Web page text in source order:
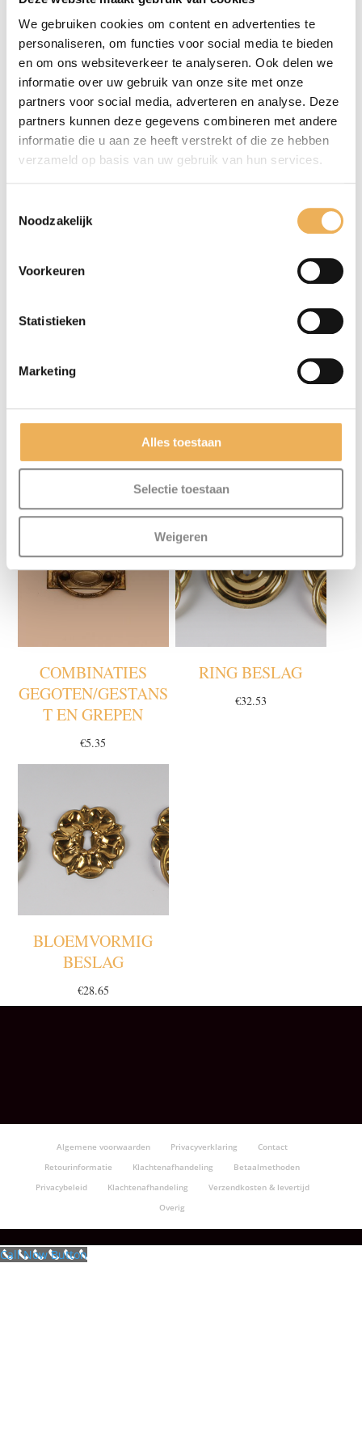
We gebruiken cookies om content en advertenties te
personaliseren, om functies voor social media te bieden
en om ons websiteverkeer te analyseren. Ook delen we
informatie over uw gebruik van onze site met onze
partners voor social media, adverteren en analyse. Deze
partners kunnen deze gegevens combineren met andere
informatie die u aan ze heeft verstrekt of die ze hebben
verzameld op basis van uw gebruik van hun services.
Noodzakelijk
Voorkeuren
Statistieken
Marketing
Alles toestaan
Selectie toestaan
Weigeren
Mijn naam, e-mail en site opslaan in
GERELATEERDE PRODUCTEN
COMBINATIES
GEGOTEN/GESTANS
T EN GREPEN
€5.35
RING BESLAG
€32.53
BLOEMVORMIG
BESLAG
€28.65
Algemene voorwaarden Privacyverklaring
Contact
Retourinformatie
Klachtenafhandeling
Betaalmethoden
Privacybeleid
Klachtenafhandeling
Verzendkosten & levertijd
Overig
Call Now Button